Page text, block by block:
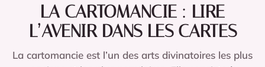
LA CARTOMANCIE : LIRE
L’AVENIR DANS LES CARTES
La cartomancie est l’un des arts divinatoires les plus